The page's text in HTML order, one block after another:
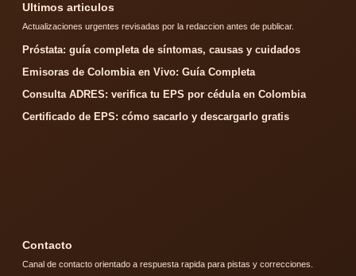
Ultimos articulos
Actualizaciones urgentes revisadas por la redaccion antes de publicar.
Próstata: guía completa de síntomas, causas y cuidados
Emisoras de Colombia en Vivo: Guía Completa
Consulta ADRES: verifica tu EPS por cédula en Colombia
Certificado de EPS: cómo sacarlo y descargarlo gratis
Contacto
Canal de contacto orientado a respuesta rapida para pistas y correcciones.